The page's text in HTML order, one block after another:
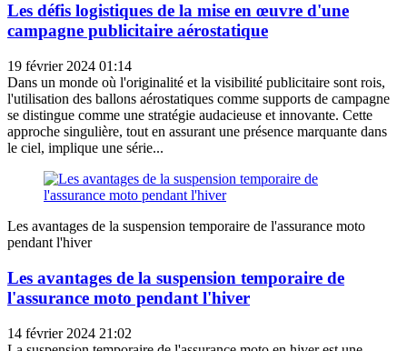
Les défis logistiques de la mise en œuvre d'une
campagne publicitaire aérostatique
19 février 2024 01:14
Dans un monde où l'originalité et la visibilité publicitaire sont rois,
l'utilisation des ballons aérostatiques comme supports de campagne
se distingue comme une stratégie audacieuse et innovante. Cette
approche singulière, tout en assurant une présence marquante dans
le ciel, implique une série...
Les avantages de la suspension temporaire de l'assurance moto
pendant l'hiver
Les avantages de la suspension temporaire de
l'assurance moto pendant l'hiver
14 février 2024 21:02